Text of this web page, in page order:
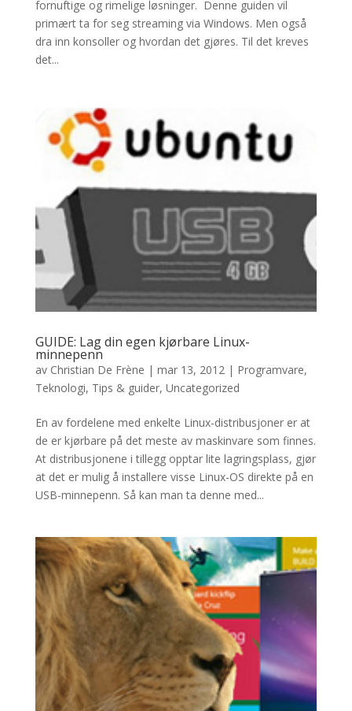
fornuftige og rimelige løsninger. Denne guiden vil
primært ta for seg streaming via Windows. Men også
dra inn konsoller og hvordan det gjøres. Til det kreves
det...
GUIDE: Lag din egen kjørbare Linux-
minnepenn
av Christian De Frène | mar 13, 2012 | Programvare,
Teknologi, Tips & guider, Uncategorized
En av fordelene med enkelte Linux-distribusjoner er at
de er kjørbare på det meste av maskinvare som finnes.
At distribusjonene i tillegg opptar lite lagringsplass, gjør
at det er mulig å installere visse Linux-OS direkte på en
USB-minnepenn. Så kan man ta denne med...